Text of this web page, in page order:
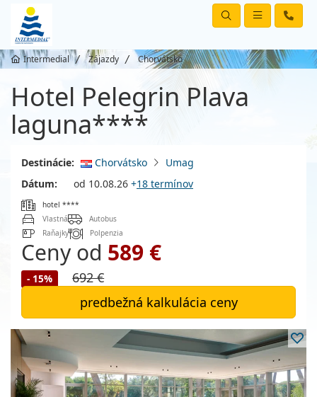
Intermedial Zájazdy Chorvátsko
Hotel Pelegrin Plava
laguna****
Destinácie: Chorvátsko
Umag
Dátum:
od 10.08.26 +18 termínov
hotel ****
Vlastná
Autobus
Raňajky
Polpenzia
Ceny od 589 €
- 15%
692 €
predbežná kalkulácia ceny